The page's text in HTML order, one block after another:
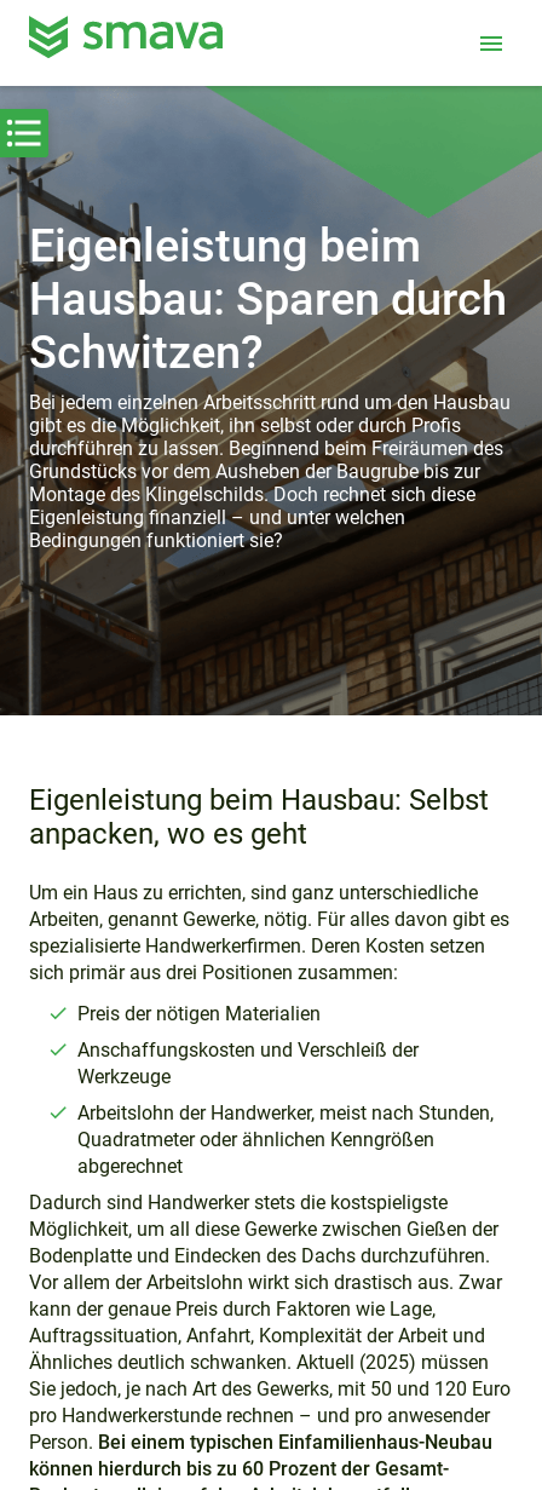
menu
Eigenleistung beim
Hausbau: Sparen durch
Schwitzen?
Bei jedem einzelnen Arbeitsschritt rund um den Hausbau
gibt es die Möglichkeit, ihn selbst oder durch Profis
durchführen zu lassen. Beginnend beim Freiräumen des
Grundstücks vor dem Ausheben der Baugrube bis zur
Montage des Klingelschilds. Doch rechnet sich diese
Eigenleistung finanziell – und unter welchen
Bedingungen funktioniert sie?
Eigenleistung beim Hausbau: Selbst
anpacken, wo es geht
Um ein Haus zu errichten, sind ganz unterschiedliche
Arbeiten, genannt Gewerke, nötig. Für alles davon gibt es
spezialisierte Handwerkerfirmen. Deren Kosten setzen
sich primär aus drei Positionen zusammen:
Preis der nötigen Materialien
Anschaffungskosten und Verschleiß der
Werkzeuge
Arbeitslohn der Handwerker, meist nach Stunden,
Quadratmeter oder ähnlichen Kenngrößen
abgerechnet
Dadurch sind Handwerker stets die kostspieligste
Möglichkeit, um all diese Gewerke zwischen Gießen der
Bodenplatte und Eindecken des Dachs durchzuführen.
Vor allem der Arbeitslohn wirkt sich drastisch aus. Zwar
kann der genaue Preis durch Faktoren wie Lage,
Auftragssituation, Anfahrt, Komplexität der Arbeit und
Ähnliches deutlich schwanken. Aktuell (2025) müssen
Sie jedoch, je nach Art des Gewerks, mit 50 und 120 Euro
pro Handwerkerstunde rechnen – und pro anwesender
Person. Bei einem typischen Einfamilienhaus-Neubau
können hierdurch bis zu 60 Prozent der Gesamt-